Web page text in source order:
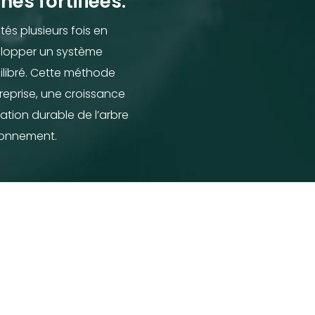
plusieurs fois en
un système
Cette méthode
une croissance
durable de l’arbre